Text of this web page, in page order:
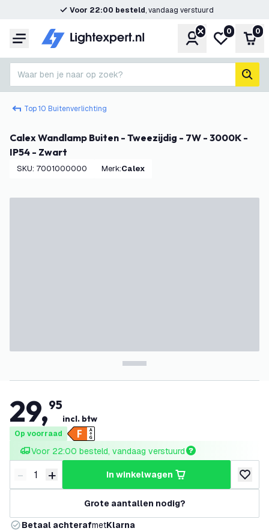
Voor 22:00 besteld, vandaag verstuurd
Menu Account
Mijn
0 0
Waar ben je naar op zoek?
Top 10 Buitenverlichting
Calex Wandlamp Buiten - Tweezijdig - 7W - 3000K -
IP54 - Zwart
SKU: 7001000000 Merk: Calex
29,95
incl. btw
Op voorraad
Voor 22:00 besteld, vandaag verstuurd
Verminder hoeveelheid
- Verhoog hoeveelheid
+ in winkelwagen
Grote aantallen nodig?
Betaal achterafmetKlarna